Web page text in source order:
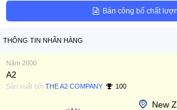
Bản công bố chất
THÔNG TIN NHÃN HÀNG
Năm 2000
A2
Sản xuất bởi THE A2 COMPANY 100
New